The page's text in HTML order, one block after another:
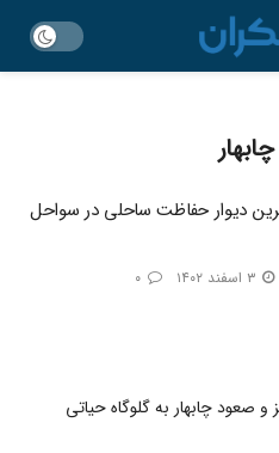
دیوار حفاظت ساحلی در سواحل
و صعود چابهار به گلوگاه حیاتی